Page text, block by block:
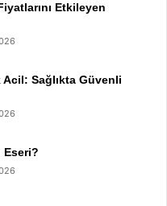
Etkileyen
Sağlıkta Güvenli
Eseri?